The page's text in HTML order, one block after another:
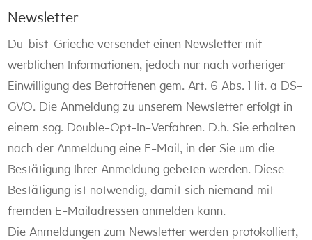
Newsletter
Du-bist-Grieche versendet einen Newsletter mit
werblichen Informationen, jedoch nur nach vorheriger
Einwilligung des Betroffenen gem. Art. 6 Abs. 1 lit. a DS-
GVO. Die Anmeldung zu unserem Newsletter erfolgt in
einem sog. Double-Opt-In-Verfahren. D.h. Sie erhalten
nach der Anmeldung eine E-Mail, in der Sie um die
Bestätigung Ihrer Anmeldung gebeten werden. Diese
Bestätigung ist notwendig, damit sich niemand mit
fremden E-Mailadressen anmelden kann.
Die Anmeldungen zum Newsletter werden protokolliert,